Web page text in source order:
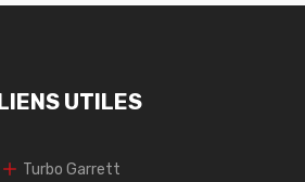
LIENS UTILES
Turbo Garrett